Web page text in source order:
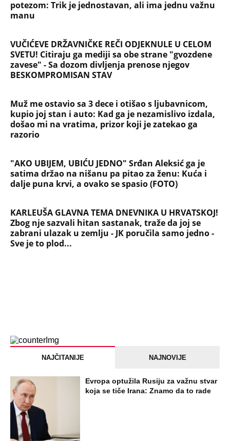
potezom: Trik je jednostavan, ali ima jednu važnu
manu
VUČIĆEVE DRŽAVNIČKE REČI ODJEKNULE U CELOM
SVETU! Citiraju ga mediji sa obe strane "gvozdene
zavese" - Sa dozom divljenja prenose njegov
BESKOMPROMISAN STAV
Muž me ostavio sa 3 dece i otišao s ljubavnicom,
kupio joj stan i auto: Kad ga je nezamislivo izdala,
došao mi na vratima, prizor koji je zatekao ga
razorio
"AKO UBIJEM, UBIĆU JEDNO" Srđan Aleksić ga je
satima držao na nišanu pa pitao za ženu: Kuća i
dalje puna krvi, a ovako se spasio (FOTO)
KARLEUŠA GLAVNA TEMA DNEVNIKA U HRVATSKOJ!
Zbog nje sazvali hitan sastanak, traže da joj se
zabrani ulazak u zemlju - JK poručila samo jedno -
Sve je to plod...
NAJČITANIJE NAJNOVIJE
Evropa optužila Rusiju za važnu stvar
koja se tiče Irana: Znamo da to rade